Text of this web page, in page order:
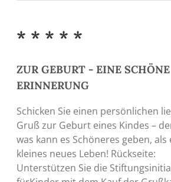
* * * * *
ZUR GEBURT - EINE SCHÖNE
ERINNERUNG
Schicken Sie einen persönlichen
Gruß zur Geburt eines Kindes –
was kann es Schöneres geben, als
kleines neues Leben! Rückseite:
Unterstützen Sie die